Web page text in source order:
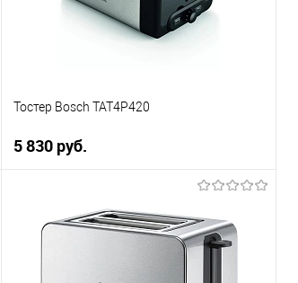
Тостер Bosch TAT4P420
5 830 руб.
Купить в 1 клик